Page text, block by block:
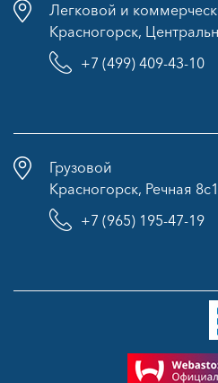
Легковой и
Красногорск,
+7 (499) 409-43-10
Грузовой
Красногорск, Речная
+7 (965) 195-47-19